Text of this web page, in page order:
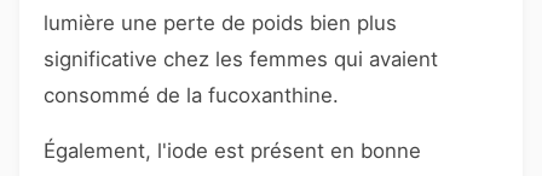
lumière une perte de poids bien plus
significative chez les femmes qui avaient
consommé de la fucoxanthine.
Également, l'iode est présent en bonne